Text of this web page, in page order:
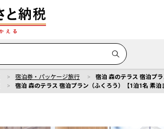
宿泊券・パッケージ旅行
宿泊 森のテラス 宿泊プ
宿泊 森のテラス 宿泊プラン（ふくろう）【1泊1名 素泊